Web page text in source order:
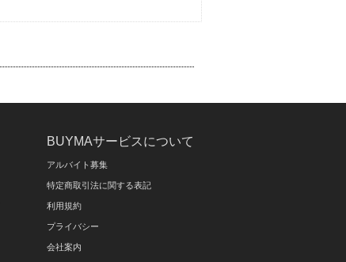
BUYMAサービスについて
アルバイト募集
特定商取引法に関する表記
利用規約
プライバシー
会社案内